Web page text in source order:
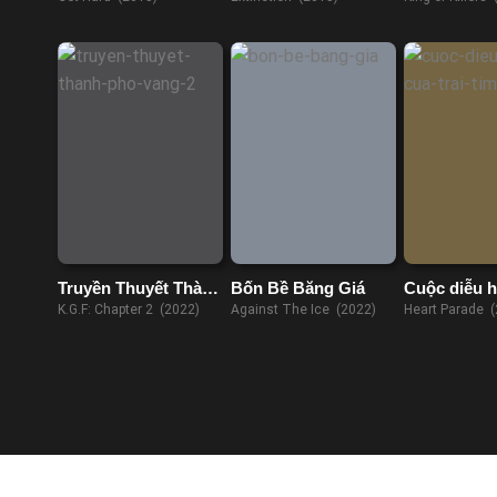
Truyền Thuyết Thành
Phố Vàng 2
K.G.F: Chapter 2 (2022)
Bốn Bề Băng Giá
Against The Ice (2022)
Cuộc diễu
trái tim
Heart Parade